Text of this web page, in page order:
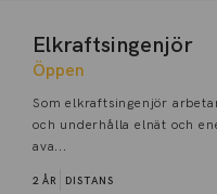
Elkraftsingenjör
Öppen
Som elkraftsingenjör
och underhålla elnät och
ava...
2 ÅR DISTANS